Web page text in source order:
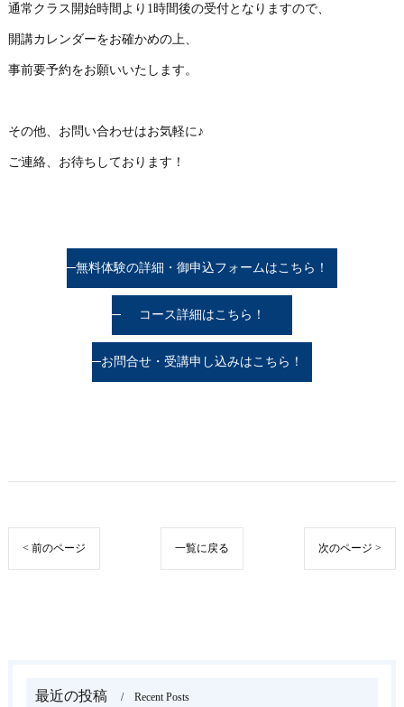
通常クラス開始時間より1時間後の受付となりますので、
開講カレンダーをお確かめの上、
事前要予約をお願いいたします。
その他、お問い合わせはお気軽に♪
ご連絡、お待ちしております！
無料体験の詳細・御申込フォームはこちら！
コース詳細はこちら！
お問合せ・受講申し込みはこちら！
< 前のページ 一覧に戻る 次のページ >
最近の投稿 Recent Posts